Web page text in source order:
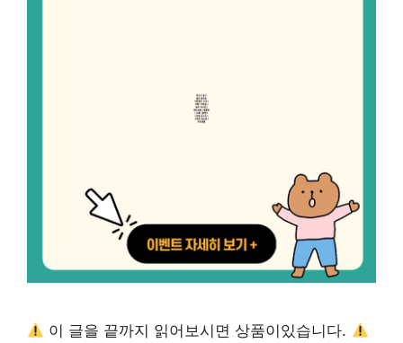
이 글을 끝까지 읽어보시면 상품이있습니다.